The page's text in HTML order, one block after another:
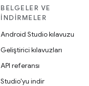
BELGELER VE
İNDIRMELER
Android Studio kılavuzu
Geliştirici kılavuzları
API referansı
Studio'yu indir